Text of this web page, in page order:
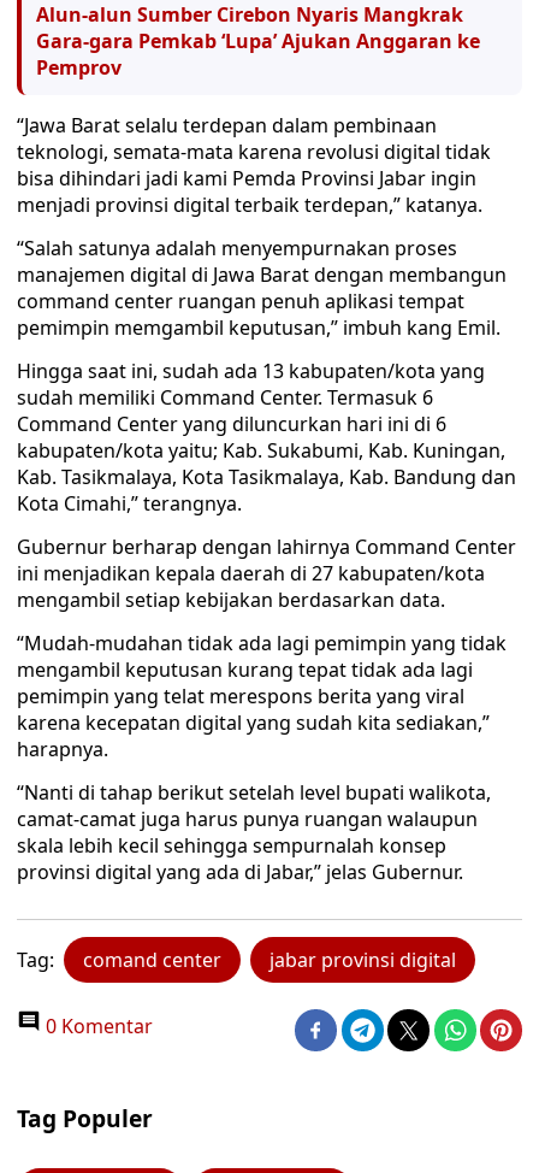
Alun-alun Sumber Cirebon Nyaris Mangkrak
Gara-gara Pemkab ‘Lupa’ Ajukan Anggaran ke
Pemprov
“Jawa Barat selalu terdepan dalam pembinaan
teknologi, semata-mata karena revolusi digital tidak
bisa dihindari jadi kami Pemda Provinsi Jabar ingin
menjadi provinsi digital terbaik terdepan,” katanya.
“Salah satunya adalah menyempurnakan proses
manajemen digital di Jawa Barat dengan membangun
command center ruangan penuh aplikasi tempat
pemimpin memgambil keputusan,” imbuh kang Emil.
Hingga saat ini, sudah ada 13 kabupaten/kota yang
sudah memiliki Command Center. Termasuk 6
Command Center yang diluncurkan hari ini di 6
kabupaten/kota yaitu; Kab. Sukabumi, Kab. Kuningan,
Kab. Tasikmalaya, Kota Tasikmalaya, Kab. Bandung dan
Kota Cimahi,” terangnya.
Gubernur berharap dengan lahirnya Command Center
ini menjadikan kepala daerah di 27 kabupaten/kota
mengambil setiap kebijakan berdasarkan data.
“Mudah-mudahan tidak ada lagi pemimpin yang tidak
mengambil keputusan kurang tepat tidak ada lagi
pemimpin yang telat merespons berita yang viral
karena kecepatan digital yang sudah kita sediakan,”
harapnya.
“Nanti di tahap berikut setelah level bupati walikota,
camat-camat juga harus punya ruangan walaupun
skala lebih kecil sehingga sempurnalah konsep
provinsi digital yang ada di Jabar,” jelas Gubernur.
Tag: comand center jabar provinsi digital
0 Komentar
Tag Populer